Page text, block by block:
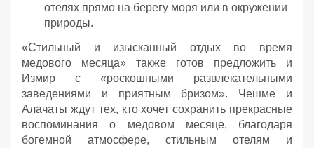
отелях прямо на берегу моря или в окружении
природы.
«Стильный и изысканный отдых во время
медового месяца» также готов предложить и
Измир с «роскошными развлекательными
заведениями и приятным бризом». Чешме и
Алачаты ждут тех, кто хочет сохранить прекрасные
воспоминания о медовом месяце, благодаря
богемной атмосфере, стильным отелям и